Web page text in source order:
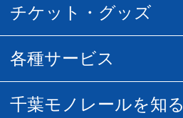
空の散歩道
URBAN FLYER時刻表
団体乗車
貸切列車
乗車券の種類
フリーきっぷ
チケット・グッズ
駅窓口販売チケット
各種サービス
モノちゃんトラベル
千葉モノレールを知る